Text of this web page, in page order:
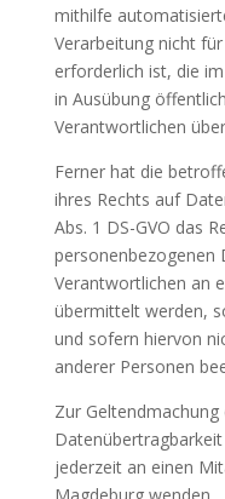
mithilfe
Verarbeitung nicht
erforderlich ist, die
in Ausübung
Verantwortlichen
Ferner hat die
ihres Rechts auf
Abs. 1 DS-GVO das
personenbezogenen
Verantwortlichen an
übermittelt werden,
und sofern hiervon
anderer Personen
Zur
jederzeit an einen